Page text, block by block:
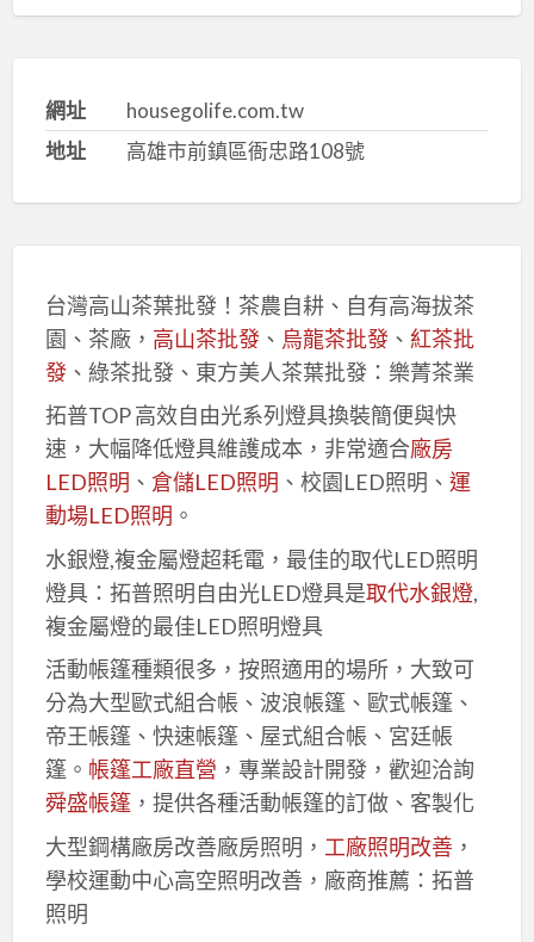
網址
housegolife.com.tw
地址
高雄市前鎮區衙忠路108號
台灣高山茶葉批發！茶農自耕、自有高海拔茶
園、茶廠， 高山茶批發、 烏龍茶批發、 紅茶批
發、綠茶批發、東方美人茶葉批發：樂菁茶業
拓普TOP 高效自由光系列燈具換裝簡便與快
速，大幅降低燈具維護成本，非常適合廠房
LED照明 、 倉儲LED照明 、校園LED照明、 運
動場LED照明 。
水銀燈,複金屬燈超耗電，最佳的取代LED照明
燈具：拓普照明自由光LED燈具是取代水銀燈,
複金屬燈的最佳LED照明燈具
活動帳篷種類很多，按照適用的場所，大致可
分為大型歐式組合帳、波浪帳篷、歐式帳篷、
帝王帳篷、快速帳篷、屋式組合帳、宮廷帳
篷。 帳篷工廠直營 ，專業設計開發，歡迎洽詢
舜盛帳篷，提供各種活動帳篷的訂做、客製化
大型鋼構廠房改善廠房照明， 工廠照明改善，
學校運動中心高空照明改善，廠商推薦：拓普
照明